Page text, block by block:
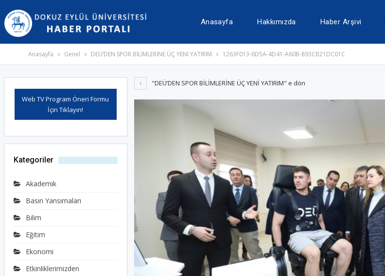
atla
atla
Anasayfa
Hakkımızda Haber Arşivi
Anasayfa Genel DEÜ’DEN SPOR BİLİMLERİNE ÜÇ YENİ YATIRIM 1263F013-6D5A-4D41-A60B-893CB21DC01C
"DEÜ’DEN SPOR BİLİMLERİNE ÜÇ YENİ YATIRIM" e dön
Web TV Program Öneri Formu
İçin Tıklayın!
Kategoriler
Akademik
Basın Yansımaları
Bilim
Eğitim
Ekonomi
Etkinliklerimizden